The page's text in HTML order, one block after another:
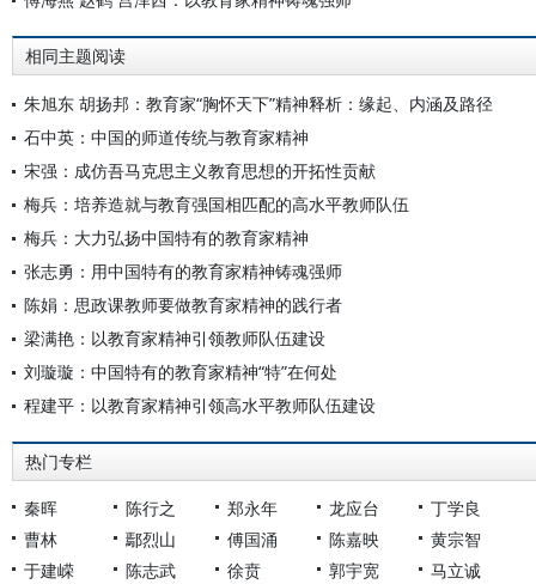
相同主题阅读
朱旭东 胡扬邦：教育家“胸怀天下”精神释析：缘起、内涵及路径
石中英：中国的师道传统与教育家精神
宋强：成仿吾马克思主义教育思想的开拓性贡献
梅兵：培养造就与教育强国相匹配的高水平教师队伍
梅兵：大力弘扬中国特有的教育家精神
张志勇：用中国特有的教育家精神铸魂强师
陈娟：思政课教师要做教育家精神的践行者
梁满艳：以教育家精神引领教师队伍建设
刘璇璇：中国特有的教育家精神“特”在何处
程建平：以教育家精神引领高水平教师队伍建设
热门专栏
秦晖 陈行之 郑永年 龙应台
丁学良
曹林
鄢烈山 傅国涌 陈嘉映
黄宗智
于建嵘
陈志武 徐贲 郭宇宽 马立诚